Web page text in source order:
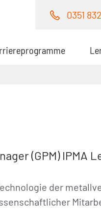
0351
(GPM) IPMA
der